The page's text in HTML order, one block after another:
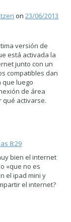
on23/06/2013
versión de
está activada la
junto con un
compatibles dan
que luego
de área
qué activarse.
8:29
bien el internet
«que no es
el ipad mini y
el internet?